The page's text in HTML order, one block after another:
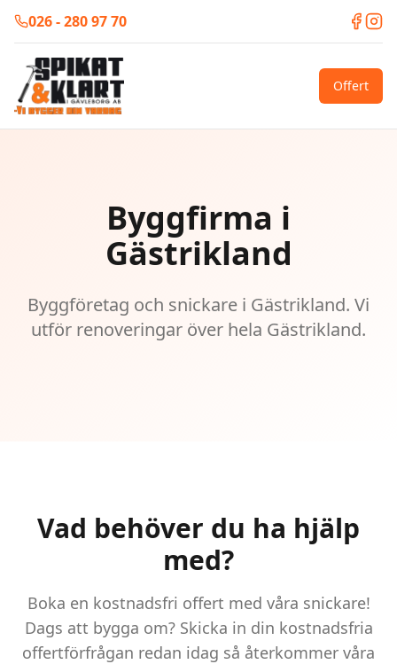
026 - 280 97 70
Offert
Byggfirma i
Gästrikland
Byggföretag och snickare i Gästrikland. Vi
utför renoveringar över hela Gästrikland.
Vad behöver du ha hjälp
med?
Boka en kostnadsfri offert med våra snickare!
Dags att bygga om? Skicka in din kostnadsfria
offertförfrågan redan idag så återkommer våra